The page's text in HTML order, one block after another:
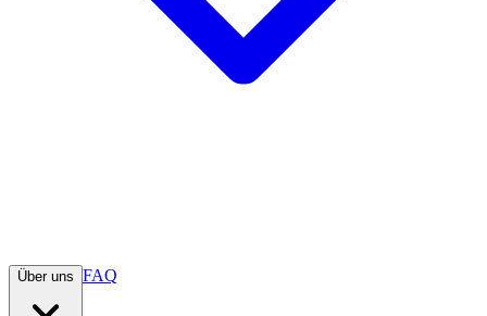
Über uns FAQ